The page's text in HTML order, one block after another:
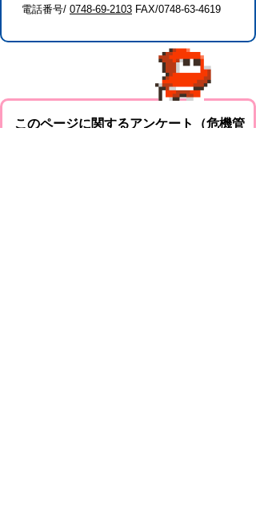
電話番号/ 0748-69-2103 FAX/0748-63-4619
このページに関するアンケート（危機管